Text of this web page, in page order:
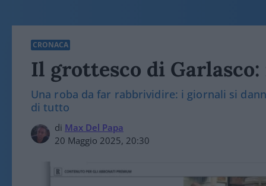
CRONACA
Il grottesco di
Una roba da far rabbrividire: i giornali si
di tutto
di Max Del Papa
20 Maggio 2025, 20:30